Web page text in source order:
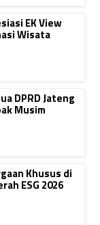
EK View
Wisata
DPRD Jateng
Musim
Khusus di
ESG 2026